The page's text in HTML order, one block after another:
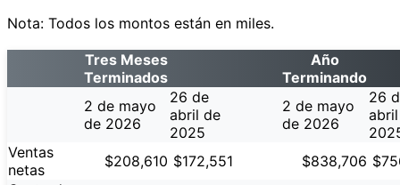
Nota: Todos los montos están en miles.
Tres Meses
Terminados
Año
Terminando
2 de mayo
de 2026
26 de
abril de
2025
2 de mayo
de 2026
26
Ventas
netas
$208,610 $172,551 $838,706